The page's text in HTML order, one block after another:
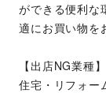
ができる便利な
適にお買い物を
【出店NG業種】
住宅・リフォー